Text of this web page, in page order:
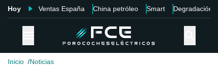
Hoy Ventas España China petróleo Smart Degradación
Inicio Noticias